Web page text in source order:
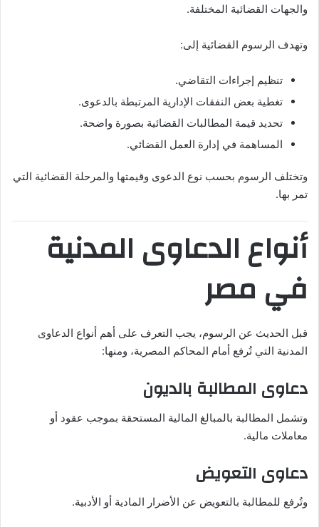
والجهات القضائية المختلفة.
وتهدف الرسوم القضائية إلى:
تنظيم إجراءات التقاضي.
تغطية بعض النفقات الإدارية المرتبطة بالدعوى.
تحديد قيمة المطالبات القضائية بصورة واضحة.
المساهمة في إدارة العمل القضائي.
وتختلف الرسوم بحسب نوع الدعوى وقيمتها والمرحلة القضائية التي
تمر بها.
أنواع الدعاوى المدنية
في مصر
قبل الحديث عن الرسوم، يجب التعرف على أهم أنواع الدعاوى
المدنية التي تُرفع أمام المحاكم المصرية، ومنها:
دعاوى المطالبة بالديون
وتشمل المطالبة بالمبالغ المالية المستحقة بموجب عقود أو
معاملات مالية.
دعاوى التعويض
وتُرفع للمطالبة بالتعويض عن الأضرار المادية أو الأدبية.